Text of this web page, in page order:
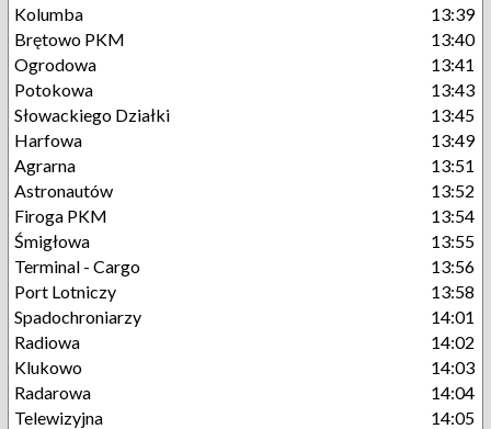
Kolumba
13:39
Brętowo PKM
13:40
Ogrodowa
13:41
Potokowa
13:43
Słowackiego Działki
13:45
Harfowa
13:49
Agrarna
13:51
Astronautów
13:52
Firoga PKM
13:54
Śmigłowa
13:55
Terminal - Cargo
13:56
Port Lotniczy
13:58
Spadochroniarzy
14:01
Radiowa
14:02
Klukowo
14:03
Radarowa
14:04
Telewizyjna
14:05